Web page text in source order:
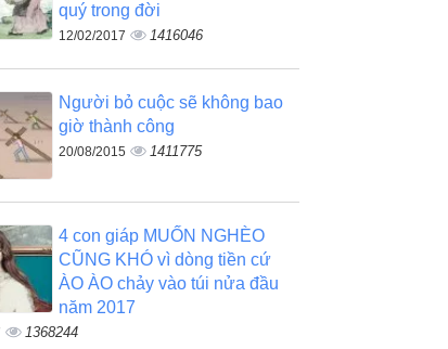
quý trong đời
12/02/2017 1416046
Người bỏ cuộc sẽ không bao
giờ thành công
20/08/2015 1411775
4 con giáp MUỐN NGHÈO
CŨNG KHÓ vì dòng tiền cứ
ÀO ÀO chảy vào túi nửa đầu
năm 2017
1368244